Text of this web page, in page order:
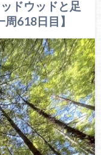
ドウッドと足
618日目】